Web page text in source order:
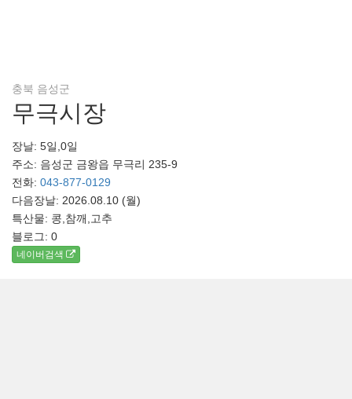
충북 음성군
무극시장
장날: 5일,0일
주소: 음성군 금왕읍 무극리 235-9
전화: 043-877-0129
다음장날: 2026.08.10 (월)
특산물: 콩,참깨,고추
블로그: 0
네이버검색